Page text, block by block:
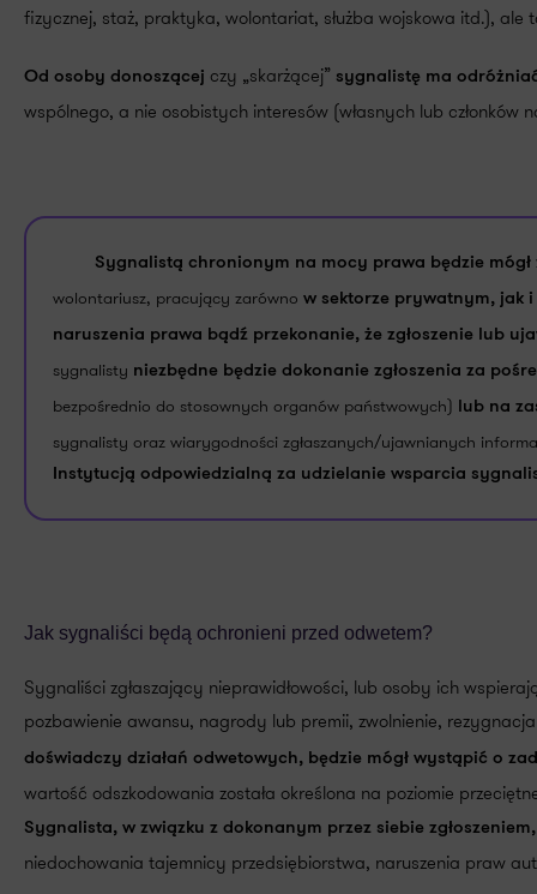
fizycznej, staż, praktyka, wolontariat, służba wojskowa itd.),
Od osoby donoszącej czy „skarżącej” sygnalistę ma
wspólnego, a nie osobistych interesów (własnych lub
Sygnalistą chronionym na mocy prawa będzie mógł
wolontariusz, pracujący zarówno w sektorze prywatnym, jak
naruszenia prawa bądź przekonanie, że zgłoszenie lub
sygnalisty niezbędne będzie dokonanie zgłoszenia za
bezpośrednio do stosownych organów państwowych) lub na
sygnalisty oraz wiarygodności zgłaszanych/ujawnianych
Instytucją odpowiedzialną za udzielanie wsparcia
Jak sygnaliści będą ochronieni przed odwetem?
Sygnaliści zgłaszający nieprawidłowości, lub osoby ich
pozbawienie awansu, nagrody lub premii, zwolnienie,
doświadczy działań odwetowych, będzie mógł wystąpić o
wartość odszkodowania została określona na poziomie
Sygnalista, w związku z dokonanym przez siebie
niedochowania tajemnicy przedsiębiorstwa, naruszenia praw